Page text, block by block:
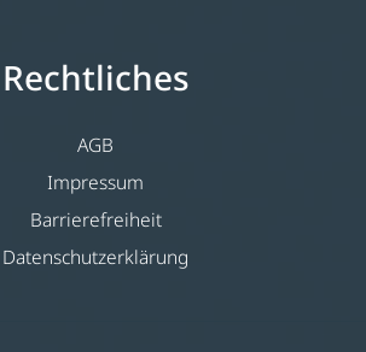
Rechtliches
AGB
Impressum
Barrierefreiheit
Datenschutzerklärung